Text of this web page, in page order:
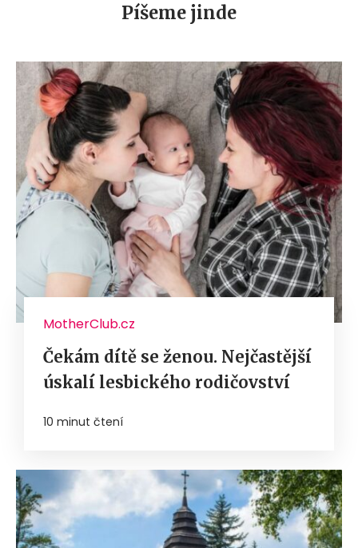
Píšeme jinde
MotherClub.cz
Čekám dítě se ženou. Nejčastější
úskalí lesbického rodičovství
10 minut čtení